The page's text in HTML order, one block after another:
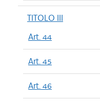
TITOLO III
Art. 44
Art. 45
Art. 46